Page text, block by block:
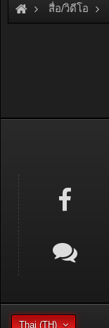
สื่อ/วิดีโอ
Thai (TH)